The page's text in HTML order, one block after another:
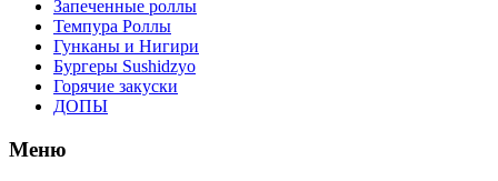
Запеченные роллы
Темпура Роллы
Гунканы и Нигири
Бургеры Sushidzyo
Горячие закуски
ДОПЫ
Меню